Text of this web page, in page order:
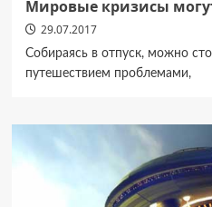
Мировые кризисы
29.07.2017
Собираясь в отпуск, можно
путешествием проблемами,